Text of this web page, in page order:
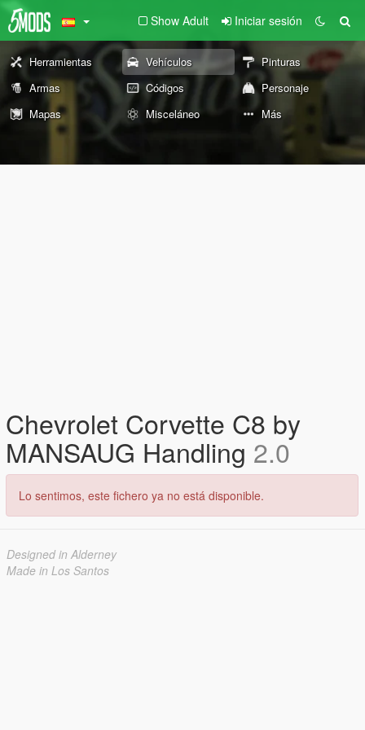
Show Adult Iniciar sesión
Herramientas Vehículos
Pinturas
Armas
Códigos
Personaje
Mapas
Misceláneo Más
Chevrolet Corvette C8 by
MANSAUG Handling 2.0
Lo sentimos, este fichero ya no está disponible.
Designed in Alderney
Made in Los Santos